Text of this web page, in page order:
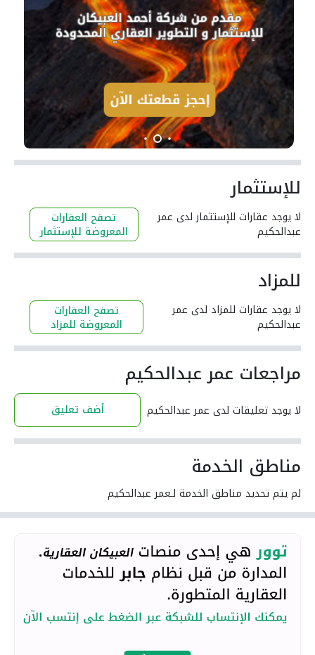
للإستثمار
لا يوجد عقارات للإستثمار لدى عمر
عبدالحكيم
تصفح العقارات
المعروضة للإستثمار
للمزاد
لا يوجد عقارات للمزاد لدى عمر
عبدالحكيم
تصفح العقارات
المعروضة للمزاد
مراجعات عمر عبدالحكيم
لا يوجد تعليقات لدى عمر عبدالحكيم أضف تعليق
مناطق الخدمة
لم يتم تحديد مناطق الخدمة لـعمر عبدالحكيم